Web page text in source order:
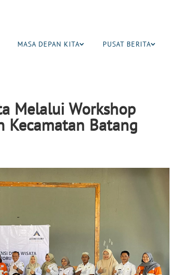
MASA DEPAN KITA PUSAT BERITA
Melalui Workshop
Kecamatan Batang